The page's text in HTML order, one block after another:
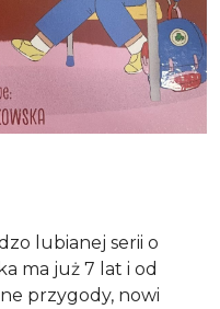
lubianej serii o
ma już 7 lat i od
przygody, nowi